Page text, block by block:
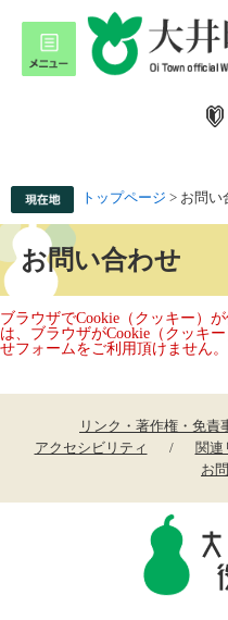
トップページ > お問い
お問い合わせ
ブラウザでCookie（クッキー）
は、ブラウザがCookie（クッキ
せフォームをご利用頂けません。
リンク・著作権・免責
アクセシビリティ
関連
お